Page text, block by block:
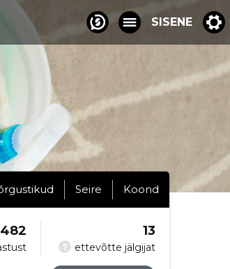
SISENE
Seire Koond
? ettevõtte jälgijat
13